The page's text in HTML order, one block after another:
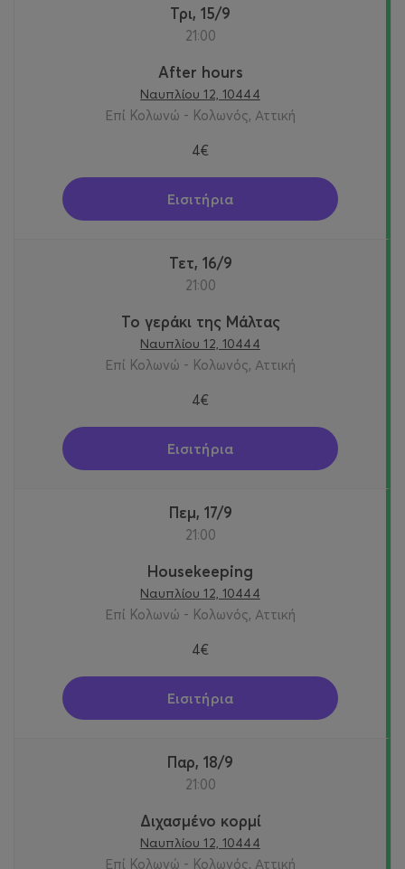
Τρι, 15/9
21:00
After hours
Ναυπλίου 12, 10444
Επί Κολωνώ - Κολωνός, Αττική
4€
Εισιτήρια
Τετ, 16/9
21:00
Το γεράκι της Μάλτας
Ναυπλίου 12, 10444
Επί Κολωνώ - Κολωνός, Αττική
4€
Εισιτήρια
Πεμ, 17/9
21:00
Housekeeping
Ναυπλίου 12, 10444
Επί Κολωνώ - Κολωνός, Αττική
4€
Εισιτήρια
Παρ, 18/9
21:00
Διχασμένο κορμί
Ναυπλίου 12, 10444
Επί Κολωνώ - Κολωνός, Αττική